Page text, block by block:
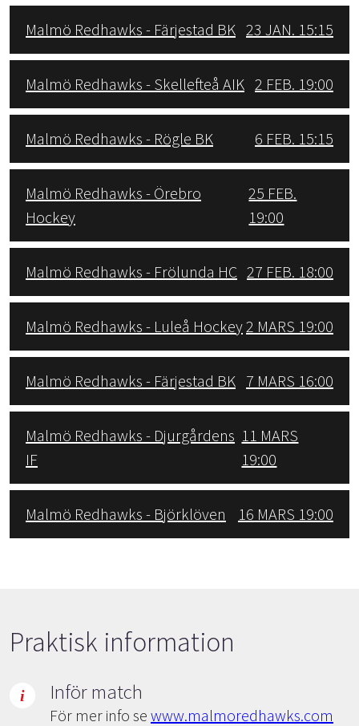
Malmö Redhawks - Färjestad BK 23 JAN. 15:15
Malmö Redhawks - Skellefteå AIK 2 FEB. 19:00
Malmö Redhawks - Rögle BK 6 FEB. 15:15
Malmö Redhawks - Örebro
Hockey
25 FEB.
19:00
Malmö Redhawks - Frölunda HC 27 FEB. 18:00
Malmö Redhawks - Luleå Hockey2 MARS 19:00
Malmö Redhawks - Färjestad BK 7 MARS 16:00
Malmö Redhawks - Djurgårdens
IF
11 MARS
19:00
Malmö Redhawks - Björklöven 16 MARS 19:00
Praktisk information
Inför match
För mer info se www.malmoredhawks.com